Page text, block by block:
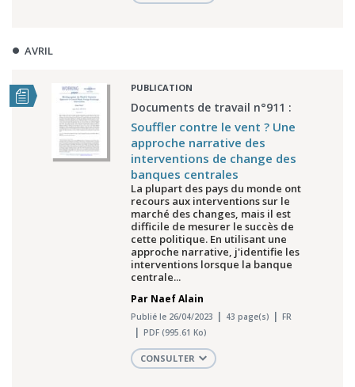
AVRIL
PUBLICATION
Documents de travail n°911 :
Souffler contre le vent ? Une
approche narrative des
interventions de change des
banques centrales
La plupart des pays du monde ont
recours aux interventions sur le
marché des changes, mais il est
difficile de mesurer le succès de
cette politique. En utilisant une
approche narrative, j'identifie les
interventions lorsque la banque
centrale...
Par Naef Alain
Publié le 26/04/2023 43 page(s)
FR
PDF (995.61 Ko)
CONSULTER